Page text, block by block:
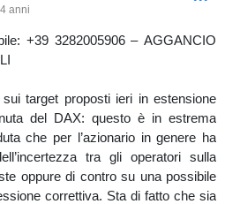
anni
+39 3282005906 – AGGANCIO
target proposti ieri in estensione
del DAX: questo è in estrema
che per l’azionario in genere ha
tra gli operatori sulla
oppure di contro su una possibile
correttiva. Sta di fatto che sia